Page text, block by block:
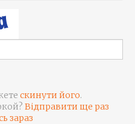
скинути його.
Відправити ще раз
зараз